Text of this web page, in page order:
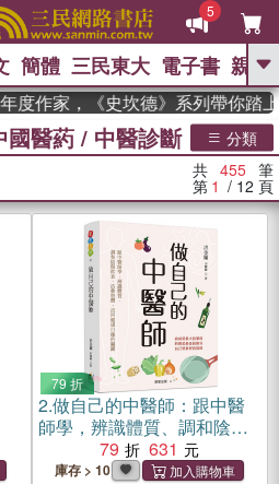
5
GO
熱搜： 東野圭吾 、 高希均教授回憶錄
、 The Odyssey 、 父親節 、 如果歷
國際布克
獎 臺灣漫遊錄 、 方念華 、 台灣的李
、 數學女孩：黎曼猜想
偉大的迷走神經
簡體 三民東大 電子書 親子
《史坎德》系列帶你踏上熱血奇
國醫葯 / 中醫診斷 分類
共 455 筆
第 1 / 12 頁
79 折
2.做自己的中醫師：跟中醫
師學，辨識體質、調和陰陽
飲食、活動肢體，找回健康
自癒的關鍵
79 631
庫存 > 10